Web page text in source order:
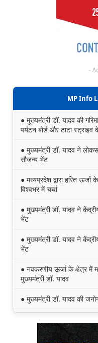
-
MP Info
● मुख्यमंत्री डॉ. यादव की
पर्यटन बोर्ड और टाटा
● मुख्यमंत्री डॉ. यादव ने
सौजन्य भेंट
● मध्यप्रदेश द्वारा हरित
विश्वभर में चर्चा
● मुख्यमंत्री डॉ. यादव ने
भेंट
● मुख्यमंत्री डॉ. यादव ने
भेंट
● नवकरणीय ऊर्जा के क्षेत्र में
मुख्यमंत्री डॉ. यादव
● मुख्यमंत्री डॉ. यादव की
की पुण्यतिथि पर श्रद्धांजलि